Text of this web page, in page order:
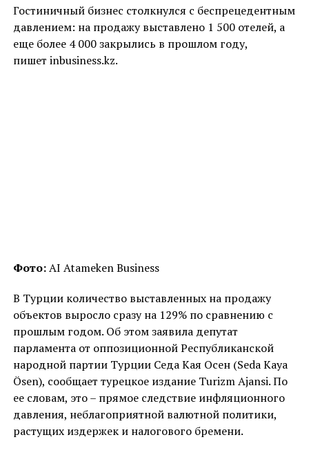
Гостиничный бизнес столкнулся с беспрецедентным
давлением: на продажу выставлено 1 500 отелей, а
еще более 4 000 закрылись в прошлом году,
пишет inbusiness.kz.
Фото:AI Atameken Business
В Турции количество выставленных на продажу
объектов выросло сразу на 129% по сравнению с
прошлым годом. Об этом заявила депутат
парламента от оппозиционной Республиканской
народной партии Турции Седа Кая Осен (Seda Kaya
Ösen), сообщает турецкое издание Turizm Ajansi. По
ее словам, это – прямое следствие инфляционного
давления, неблагоприятной валютной политики,
растущих издержек и налогового бремени.